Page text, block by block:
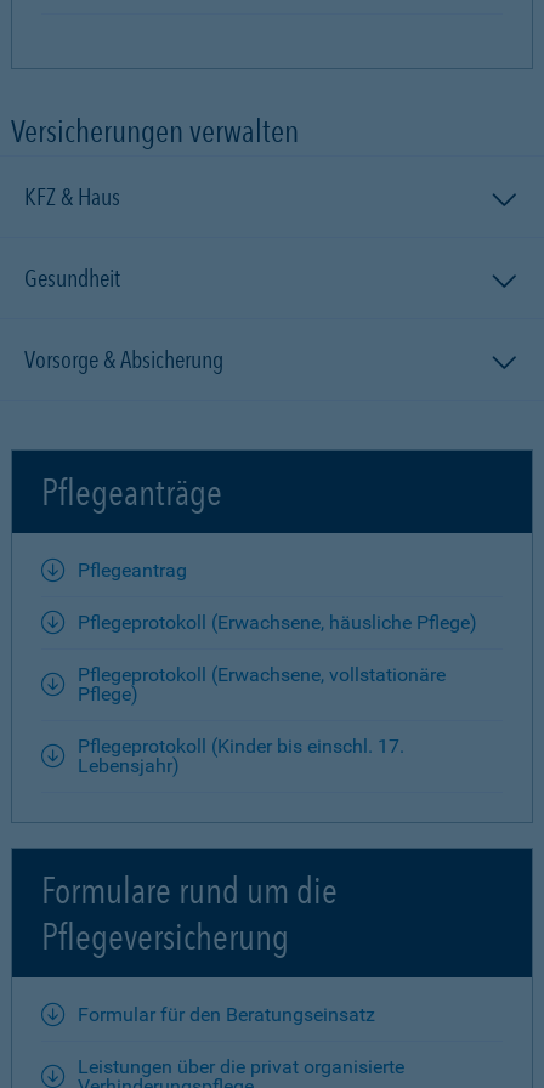
Versicherungen verwalten
KFZ & Haus
Gesundheit
Vorsorge & Absicherung
Pflegeanträge
Pflegeantrag
Pflegeprotokoll (Erwachsene, häusliche Pflege)
Pflegeprotokoll (Erwachsene, vollstationäre
Pflege)
Pflegeprotokoll (Kinder bis einschl. 17.
Lebensjahr)
Formulare rund um die
Pflegeversicherung
Formular für den Beratungseinsatz
Leistungen über die privat organisierte